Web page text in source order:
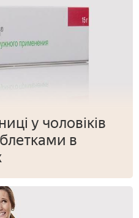
у чоловіків
в